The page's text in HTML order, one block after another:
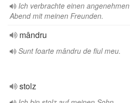
Ich verbrachte einen angenehmen
Abend mit meinen Freunden.
mândru
Sunt foarte mândru de fiul meu.
stolz